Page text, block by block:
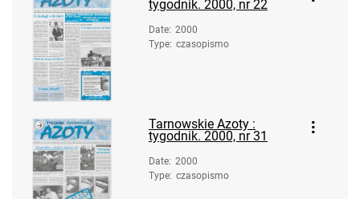
w Tarnowie. 1983, nr 17
Tarnowskie Azoty : tygodnik Zakładów
Azotowych im. Feliksa Dzierżyńskiego
w Tarnowie. 1983, nr 18
Azotowych im. Feliksa Dzierżyńskiego
w Tarnowie. 1983, nr 19
Tarnowskie Azoty : tygodnik Zakładów
Azotowych im. Feliksa Dzierżyńskiego
tygodnik. 2000, nr 22
Date: 2000
Type: czasopismo
Tarnowskie Azoty :
tygodnik. 2000, nr 31
Date: 2000
Type: czasopismo